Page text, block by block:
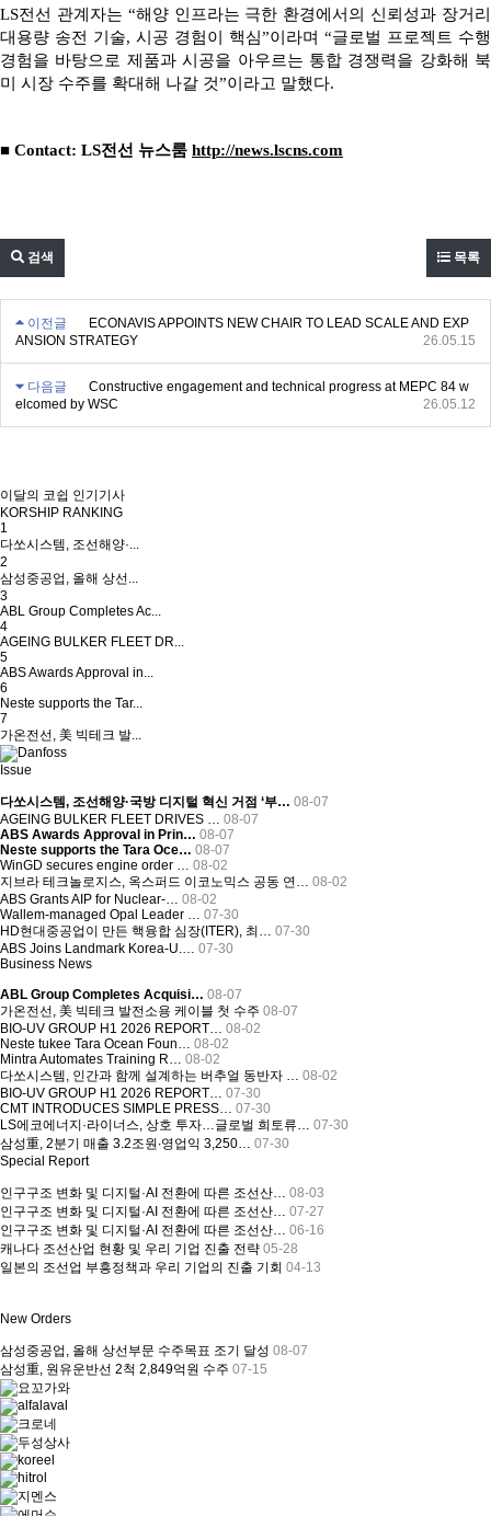
LS전선 관계자는 “해양 인프라는 극한 환경에서의 신뢰성과 장거리
대용량 송전 기술, 시공 경험이 핵심”이라며 “글로벌 프로젝트 수행
경험을 바탕으로 제품과 시공을 아우르는 통합 경쟁력을 강화해 북
미 시장 수주를 확대해 나갈 것”이라고 말했다.
■ Contact: LS전선 뉴스룸 http://news.lscns.com
검색 목록
이전글
ECONAVIS APPOINTS NEW CHAIR TO LEAD SCALE AND EXP
ANSION STRATEGY
26.05.15
다음글
Constructive engagement and technical progress at MEPC 84 w
elcomed by WSC
26.05.12
이달의 코쉽 인기기사
KORSHIP RANKING
1
다쏘시스템, 조선해양·...
2
삼성중공업, 올해 상선...
3
ABL Group Completes Ac...
4
AGEING BULKER FLEET DR...
5
ABS Awards Approval in...
6
Neste supports the Tar...
7
가온전선, 美 빅테크 발...
Issue
다쏘시스템, 조선해양·국방 디지털 혁신 거점 ‘부… 08-07
AGEING BULKER FLEET DRIVES …
08-07
ABS Awards Approval in Prin… 08-07
Neste supports the Tara Oce… 08-07
WinGD secures engine order …
08-02
지브라 테크놀로지스, 옥스퍼드 이코노믹스 공동 연…
08-02
ABS Grants AIP for Nuclear-…
08-02
Wallem-managed Opal Leader …
07-30
HD현대중공업이 만든 핵융합 심장(ITER), 최…
07-30
ABS Joins Landmark Korea-U.…
07-30
Business News
ABL Group Completes Acquisi… 08-07
가온전선, 美 빅테크 발전소용 케이블 첫 수주 08-07
BIO-UV GROUP H1 2026 REPORT…
08-02
Neste tukee Tara Ocean Foun…
08-02
Mintra Automates Training R…
08-02
다쏘시스템, 인간과 함께 설계하는 버추얼 동반자 …
08-02
BIO-UV GROUP H1 2026 REPORT…
07-30
CMT INTRODUCES SIMPLE PRESS…
07-30
LS에코에너지·라이너스, 상호 투자…글로벌 희토류…
07-30
삼성重, 2분기 매출 3.2조원∙영업익 3,250…
07-30
Special Report
인구구조 변화 및 디지털·AI 전환에 따른 조선산…
08-03
인구구조 변화 및 디지털·AI 전환에 따른 조선산…
07-27
인구구조 변화 및 디지털·AI 전환에 따른 조선산…
06-16
캐나다 조선산업 현황 및 우리 기업 진출 전략 05-28
일본의 조선업 부흥정책과 우리 기업의 진출 기회 04-13
New Orders
삼성중공업, 올해 상선부문 수주목표 조기 달성 08-07
삼성重, 원유운반선 2척 2,849억원 수주 07-15